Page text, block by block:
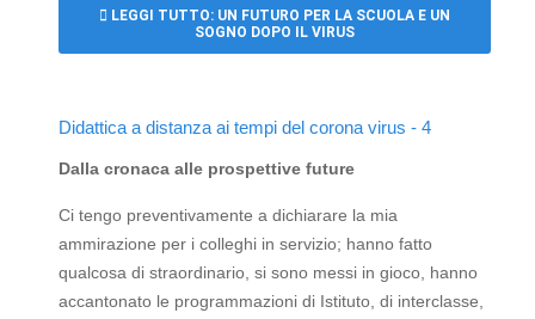
LEGGI TUTTO: UN FUTURO PER LA SCUOLA E UN
SOGNO DOPO IL VIRUS
Didattica a distanza ai tempi del corona virus - 4
Dalla cronaca alle prospettive future
Ci tengo preventivamente a dichiarare la mia
ammirazione per i colleghi in servizio; hanno fatto
qualcosa di straordinario, si sono messi in gioco, hanno
accantonato le programmazioni di Istituto, di interclasse,